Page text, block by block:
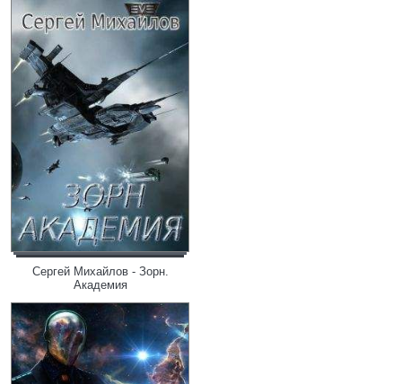
Сергей Михайлов - Зорн.
Академия